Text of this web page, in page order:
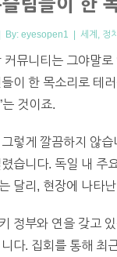
By: eyesopen1 | 세계 , 정치
커뮤니티는 그야말
이 한 목소리로 테
는 것이죠.
렇게 깔끔하지 않
습니다. 독일 내 주
달리, 현장에 나타
정부와 연을 갖고
다. 집회를 통해 최